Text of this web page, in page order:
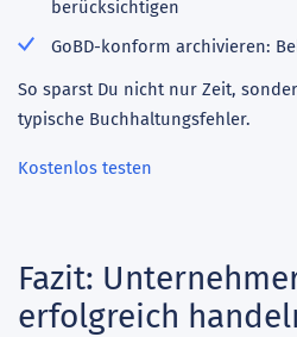
berücksichtigen
GoBD-konform archivieren:
So sparst Du nicht nur Zeit,
typische Buchhaltungsfehler.
Kostenlos testen
Fazit:
erfolgreich